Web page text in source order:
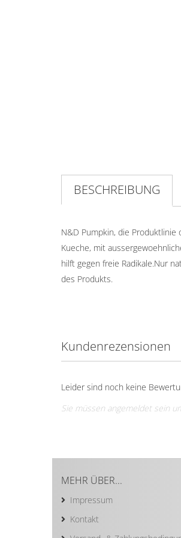
BESCHREIBUNG
N&D Pumpkin, die
Kueche, mit
hilft gegen freie Radikale.Nur
des Produkts.
Kundenrezensionen
Leider sind noch keine
Sie müssen angemeldet sein
MEHR ÜBER...
Impressum
Kontakt